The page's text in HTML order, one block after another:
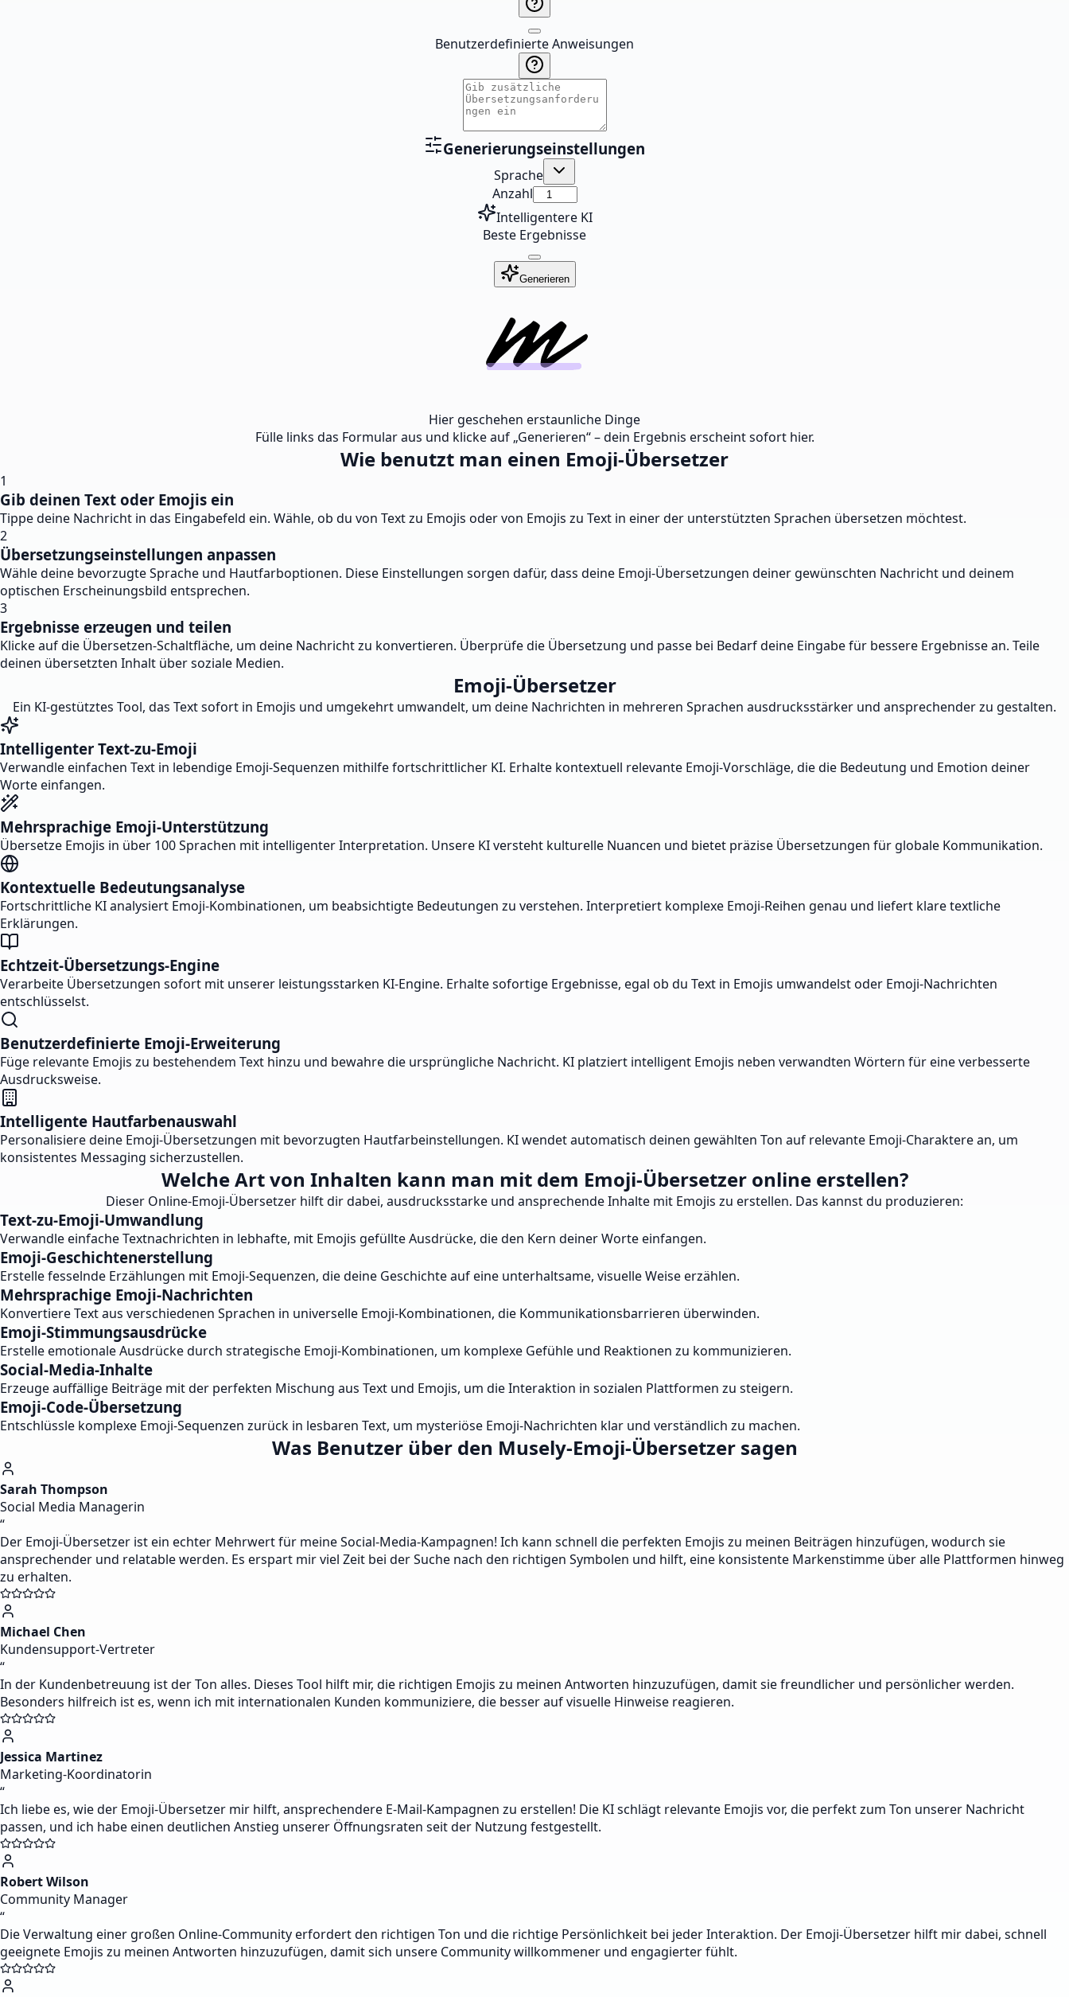
Benutzerdefinierte Anweisungen
Generierungseinstellungen
Sprache
Anzahl
Intelligentere KI
Beste Ergebnisse
Generieren
Hier geschehen erstaunliche Dinge
Fülle links das Formular aus und klicke auf „Generieren“ – dein Ergebnis erscheint sofort hier.
Wie benutzt man einen Emoji-Übersetzer
1
Gib deinen Text oder Emojis ein
Tippe deine Nachricht in das Eingabefeld ein. Wähle, ob du von Text zu Emojis oder von Emojis zu Text in einer der unterstützten Sprachen übersetzen möchtest.
2
Übersetzungseinstellungen anpassen
Wähle deine bevorzugte Sprache und Hautfarboptionen. Diese Einstellungen sorgen dafür, dass deine Emoji-Übersetzungen deiner gewünschten Nachricht und deinem
optischen Erscheinungsbild entsprechen.
3
Ergebnisse erzeugen und teilen
Klicke auf die Übersetzen-Schaltfläche, um deine Nachricht zu konvertieren. Überprüfe die Übersetzung und passe bei Bedarf deine Eingabe für bessere Ergebnisse an. Teile
deinen übersetzten Inhalt über soziale Medien.
Emoji-Übersetzer
Ein KI-gestütztes Tool, das Text sofort in Emojis und umgekehrt umwandelt, um deine Nachrichten in mehreren Sprachen ausdrucksstärker und ansprechender zu gestalten.
Intelligenter Text-zu-Emoji
Verwandle einfachen Text in lebendige Emoji-Sequenzen mithilfe fortschrittlicher KI. Erhalte kontextuell relevante Emoji-Vorschläge, die die Bedeutung und Emotion deiner
Worte einfangen.
Mehrsprachige Emoji-Unterstützung
Übersetze Emojis in über 100 Sprachen mit intelligenter Interpretation. Unsere KI versteht kulturelle Nuancen und bietet präzise Übersetzungen für globale Kommunikation.
Kontextuelle Bedeutungsanalyse
Fortschrittliche KI analysiert Emoji-Kombinationen, um beabsichtigte Bedeutungen zu verstehen. Interpretiert komplexe Emoji-Reihen genau und liefert klare textliche
Erklärungen.
Echtzeit-Übersetzungs-Engine
Verarbeite Übersetzungen sofort mit unserer leistungsstarken KI-Engine. Erhalte sofortige Ergebnisse, egal ob du Text in Emojis umwandelst oder Emoji-Nachrichten
entschlüsselst.
Benutzerdefinierte Emoji-Erweiterung
Füge relevante Emojis zu bestehendem Text hinzu und bewahre die ursprüngliche Nachricht. KI platziert intelligent Emojis neben verwandten Wörtern für eine verbesserte
Ausdrucksweise.
Intelligente Hautfarbenauswahl
Personalisiere deine Emoji-Übersetzungen mit bevorzugten Hautfarbeinstellungen. KI wendet automatisch deinen gewählten Ton auf relevante Emoji-Charaktere an, um
konsistentes Messaging sicherzustellen.
Welche Art von Inhalten kann man mit dem Emoji-Übersetzer online erstellen?
Dieser Online-Emoji-Übersetzer hilft dir dabei, ausdrucksstarke und ansprechende Inhalte mit Emojis zu erstellen. Das kannst du produzieren:
Text-zu-Emoji-Umwandlung
Verwandle einfache Textnachrichten in lebhafte, mit Emojis gefüllte Ausdrücke, die den Kern deiner Worte einfangen.
Emoji-Geschichtenerstellung
Erstelle fesselnde Erzählungen mit Emoji-Sequenzen, die deine Geschichte auf eine unterhaltsame, visuelle Weise erzählen.
Mehrsprachige Emoji-Nachrichten
Konvertiere Text aus verschiedenen Sprachen in universelle Emoji-Kombinationen, die Kommunikationsbarrieren überwinden.
Emoji-Stimmungsausdrücke
Erstelle emotionale Ausdrücke durch strategische Emoji-Kombinationen, um komplexe Gefühle und Reaktionen zu kommunizieren.
Social-Media-Inhalte
Erzeuge auffällige Beiträge mit der perfekten Mischung aus Text und Emojis, um die Interaktion in sozialen Plattformen zu steigern.
Emoji-Code-Übersetzung
Entschlüssle komplexe Emoji-Sequenzen zurück in lesbaren Text, um mysteriöse Emoji-Nachrichten klar und verständlich zu machen.
Was Benutzer über den Musely-Emoji-Übersetzer sagen
Sarah Thompson
Social Media Managerin
“
Der Emoji-Übersetzer ist ein echter Mehrwert für meine Social-Media-Kampagnen! Ich kann schnell die perfekten Emojis zu meinen Beiträgen hinzufügen, wodurch sie
ansprechender und relatable werden. Es erspart mir viel Zeit bei der Suche nach den richtigen Symbolen und hilft, eine konsistente Markenstimme über alle Plattformen hinweg
zu erhalten.
Michael Chen
Kundensupport-Vertreter
“
In der Kundenbetreuung ist der Ton alles. Dieses Tool hilft mir, die richtigen Emojis zu meinen Antworten hinzuzufügen, damit sie freundlicher und persönlicher werden.
Besonders hilfreich ist es, wenn ich mit internationalen Kunden kommuniziere, die besser auf visuelle Hinweise reagieren.
Jessica Martinez
Marketing-Koordinatorin
“
Ich liebe es, wie der Emoji-Übersetzer mir hilft, ansprechendere E-Mail-Kampagnen zu erstellen! Die KI schlägt relevante Emojis vor, die perfekt zum Ton unserer Nachricht
passen, und ich habe einen deutlichen Anstieg unserer Öffnungsraten seit der Nutzung festgestellt.
Robert Wilson
Community Manager
“
Die Verwaltung einer großen Online-Community erfordert den richtigen Ton und die richtige Persönlichkeit bei jeder Interaktion. Der Emoji-Übersetzer hilft mir dabei, schnell
geeignete Emojis zu meinen Antworten hinzuzufügen, damit sich unsere Community willkommener und engagierter fühlt.